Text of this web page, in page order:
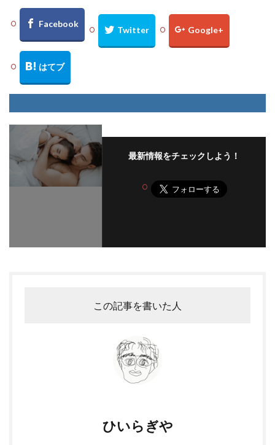
最新情報をチェックしよう！
この記事を書いた人
ひいらぎや